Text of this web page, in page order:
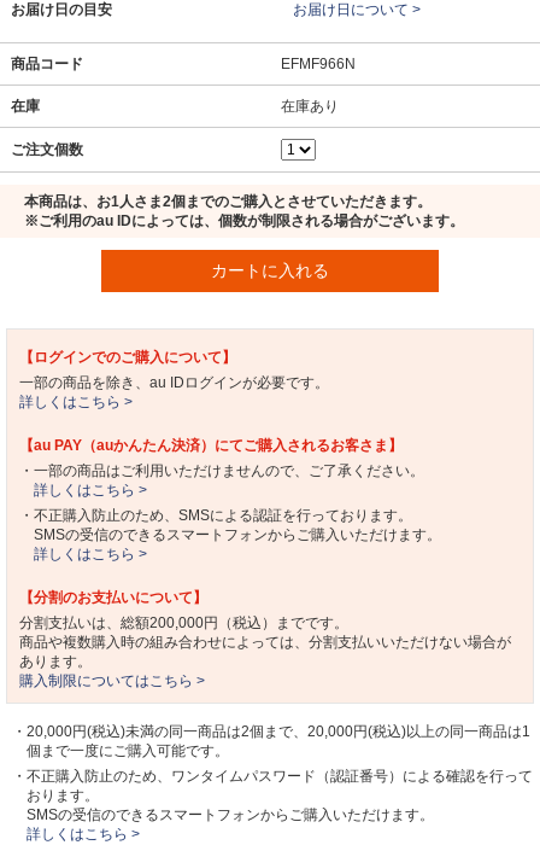
お届け日の目安 お届け日について >
商品コード EFMF966N
在庫 在庫あり
ご注文個数
本商品は、お1人さま2個までのご購入とさせていただきます。
※ご利用のau IDによっては、個数が制限される場合がございます。
カートに入れる
【ログインでのご購入について】
一部の商品を除き、au IDログインが必要です。
詳しくはこちら >
【au PAY（auかんたん決済）にてご購入されるお客さま】
・一部の商品はご利用いただけませんので、ご了承ください。
詳しくはこちら >
・不正購入防止のため、SMSによる認証を行っております。
SMSの受信のできるスマートフォンからご購入いただけます。
詳しくはこちら >
【分割のお支払いについて】
分割支払いは、総額200,000円（税込）までです。
商品や複数購入時の組み合わせによっては、分割支払いいただけない場合が
あります。
購入制限についてはこちら >
・20,000円(税込)未満の同一商品は2個まで、20,000円(税込)以上の同一商品は1
個まで一度にご購入可能です。
・不正購入防止のため、ワンタイムパスワード（認証番号）による確認を行って
おります。
SMSの受信のできるスマートフォンからご購入いただけます。
詳しくはこちら >